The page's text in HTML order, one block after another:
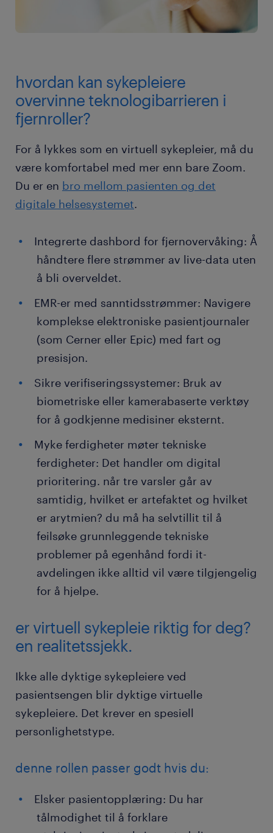
hvordan kan sykepleiere
overvinne teknologibarrieren i
fjernroller?
For å lykkes som en virtuell sykepleier, må du
være komfortabel med mer enn bare Zoom.
Du er en bro mellom pasienten og det
digitale helsesystemet.
Integrerte dashbord for fjernovervåking: Å
håndtere flere strømmer av live-data uten
å bli overveldet.
EMR-er med sanntidsstrømmer: Navigere
komplekse elektroniske pasientjournaler
(som Cerner eller Epic) med fart og
presisjon.
Sikre verifiseringssystemer: Bruk av
biometriske eller kamerabaserte verktøy
for å godkjenne medisiner eksternt.
Myke ferdigheter møter tekniske
ferdigheter: Det handler om digital
prioritering. når tre varsler går av
samtidig, hvilket er artefaktet og hvilket
er arytmien? du må ha selvtillit til å
feilsøke grunnleggende tekniske
problemer på egenhånd fordi it-
avdelingen ikke alltid vil være tilgjengelig
for å hjelpe.
er virtuell sykepleie riktig for deg?
en realitetssjekk.
Ikke alle dyktige sykepleiere ved
pasientsengen blir dyktige virtuelle
sykepleiere. Det krever en spesiell
personlighetstype.
denne rollen passer godt hvis du:
Elsker pasientopplæring: Du har
tålmodighet til å forklare